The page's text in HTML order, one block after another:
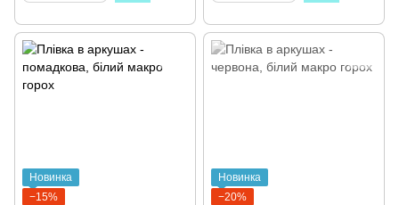
Новинка
−15%
Новинка
−20%